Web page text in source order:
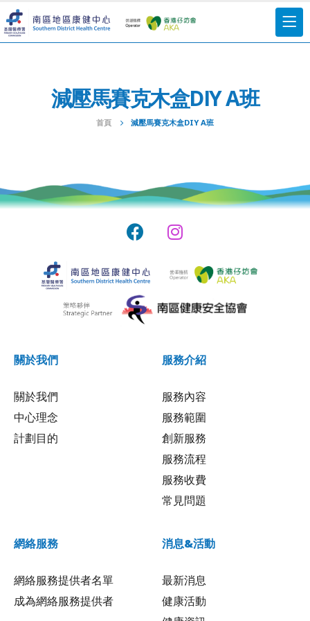
減壓馬賽克木盒DIY A班
首頁 減壓馬賽克木盒DIY A班
關於我們
關於我們
中心理念
計劃目的
服務介紹
服務內容
服務範圍
創新服務
服務流程
服務收費
常見問題
網絡服務
網絡服務提供者名單
成為網絡服務提供者
消息&活動
最新消息
健康活動